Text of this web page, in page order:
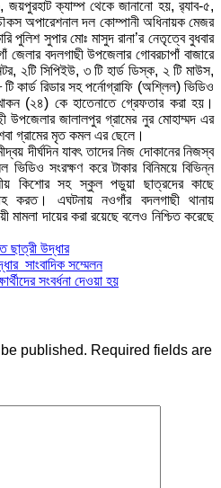
জয়পুরহাট ক্যাম্প থেকে জানানো হয়, র‌্যাব-৫,
অপারেশনাল দল কোম্পানী অধিনায়ক মেজর
পুলিশ সুপার মোঃ মাসুদ রানা’র নেতৃত্বে বুধবার
জেলার বদলগাছী উপজেলার গোবরচাপাঁ বাজারে
২টি সিপিইউ, ৩ টি হার্ড ডিস্ক, ২ টি মাউস,
কার্ড রিডার সহ পর্নোগ্রাফি (অশ্লিল) ভিডিও
(২৪) কে হাতেনাতে গ্রেফতার করা হয়।
জালালপুর গ্রামের নুর মোহাম্মদ এর
গ্রামের মৃত কমল এর ছেলে।
দীর্ঘদিন যাবৎ তাদের নিজ দোকানের নিজস্ব
ভিডিও সংরক্ষণ করে টাকার বিনিময়ে বিভিন্ন
কিশোর সহ স্কুল পডুয়া ছাত্রদের কাছে
করত। এঘটনায় নওগাঁর বদলগাছী থানায়
মামলা দায়ের করা রয়েছে বলেও নিশ্চিত করেছে
ছাত্রী উদ্ধার
সাংবাদিক সম্মেলন
সংবর্ধনা দেওয়া হয়
published. Required fields are